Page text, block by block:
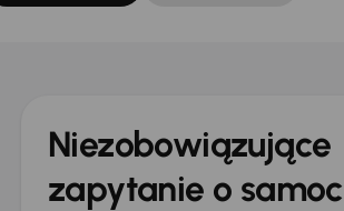
Niezobowiązujące
zapytanie o